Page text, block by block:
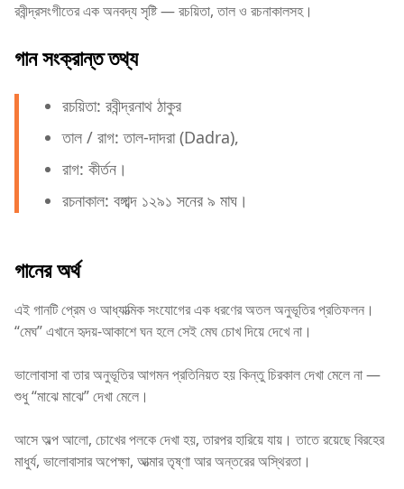
রবীন্দ্রসংগীতের এক অনবদ্য সৃষ্টি — রচয়িতা, তাল ও রচনাকালসহ।
গান সংক্রান্ত তথ্য
রচয়িতা: রবীন্দ্রনাথ ঠাকুর
তাল / রাগ: তাল-দাদরা (Dadra),
রাগ: কীর্তন।
রচনাকাল: বঙ্গাব্দ ১২৯১ সনের ৯ মাঘ।
গানের অর্থ
এই গানটি প্রেম ও আধ্যাত্মিক সংযোগের এক ধরণের অতল অনুভূতির প্রতিফলন।
“মেঘ” এখানে হৃদয়-আকাশে ঘন হলে সেই মেঘ চোখ দিয়ে দেখে না।
ভালোবাসা বা তার অনুভূতির আগমন প্রতিনিয়ত হয় কিন্তু চিরকাল দেখা মেলে না —
শুধু “মাঝে মাঝে” দেখা মেলে।
আসে অল্প আলো, চোখের পলকে দেখা হয়, তারপর হারিয়ে যায়। তাতে রয়েছে বিরহের
মাধুর্য, ভালোবাসার অপেক্ষা, আত্মার তৃষ্ণা আর অন্তরের অস্থিরতা।